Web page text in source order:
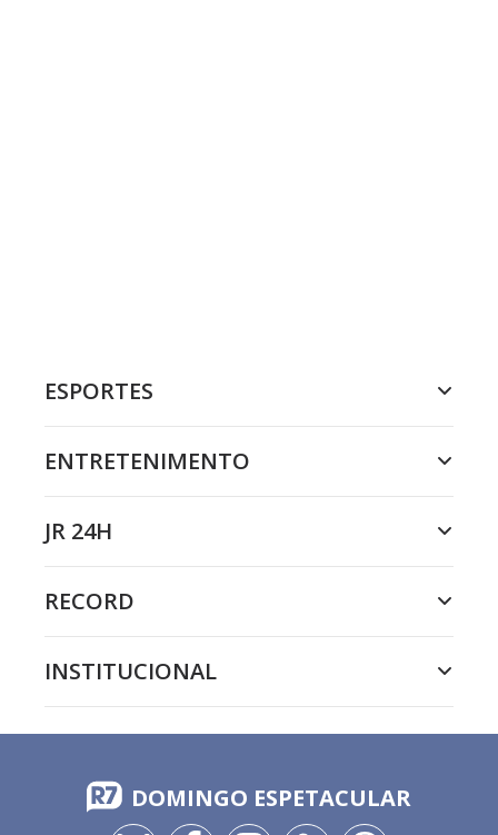
ESPORTES
ENTRETENIMENTO
JR 24H
RECORD
INSTITUCIONAL
DOMINGO ESPETACULAR